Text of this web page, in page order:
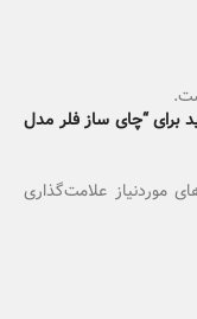
برای “چای ساز فلر مدل
موردنیاز علامت‌گذاری